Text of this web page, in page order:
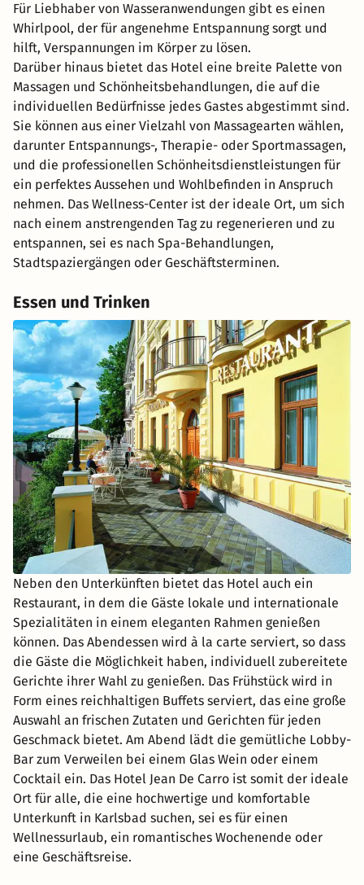
Für Liebhaber von Wasseranwendungen gibt es einen
Whirlpool, der für angenehme Entspannung sorgt und
hilft, Verspannungen im Körper zu lösen.
Darüber hinaus bietet das Hotel eine breite Palette von
Massagen und Schönheitsbehandlungen, die auf die
individuellen Bedürfnisse jedes Gastes abgestimmt sind.
Sie können aus einer Vielzahl von Massagearten wählen,
darunter Entspannungs-, Therapie- oder Sportmassagen,
und die professionellen Schönheitsdienstleistungen für
ein perfektes Aussehen und Wohlbefinden in Anspruch
nehmen. Das Wellness-Center ist der ideale Ort, um sich
nach einem anstrengenden Tag zu regenerieren und zu
entspannen, sei es nach Spa-Behandlungen,
Stadtspaziergängen oder Geschäftsterminen.
Essen und Trinken
Neben den Unterkünften bietet das Hotel auch ein
Restaurant, in dem die Gäste lokale und internationale
Spezialitäten in einem eleganten Rahmen genießen
können. Das Abendessen wird à la carte serviert, so dass
die Gäste die Möglichkeit haben, individuell zubereitete
Gerichte ihrer Wahl zu genießen. Das Frühstück wird in
Form eines reichhaltigen Buffets serviert, das eine große
Auswahl an frischen Zutaten und Gerichten für jeden
Geschmack bietet. Am Abend lädt die gemütliche Lobby-
Bar zum Verweilen bei einem Glas Wein oder einem
Cocktail ein. Das Hotel Jean De Carro ist somit der ideale
Ort für alle, die eine hochwertige und komfortable
Unterkunft in Karlsbad suchen, sei es für einen
Wellnessurlaub, ein romantisches Wochenende oder
eine Geschäftsreise.